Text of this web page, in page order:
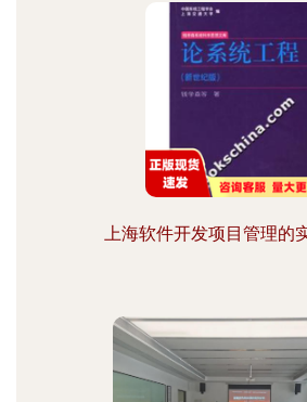
上海软件开发项目管理的